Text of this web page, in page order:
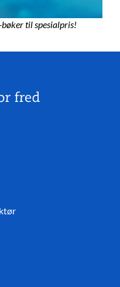
til spesialpris!